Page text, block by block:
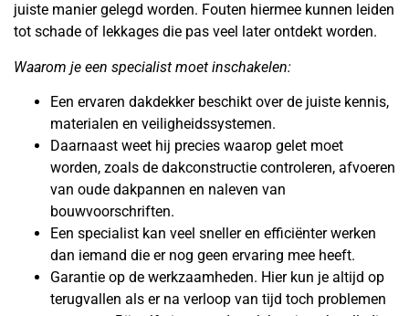
juiste manier gelegd worden. Fouten hiermee kunnen leiden
tot schade of lekkages die pas veel later ontdekt worden.
Waarom je een specialist moet inschakelen:
Een ervaren dakdekker beschikt over de juiste kennis,
materialen en veiligheidssystemen.
Daarnaast weet hij precies waarop gelet moet
worden, zoals de dakconstructie controleren, afvoeren
van oude dakpannen en naleven van
bouwvoorschriften.
Een specialist kan veel sneller en efficiënter werken
dan iemand die er nog geen ervaring mee heeft.
Garantie op de werkzaamheden. Hier kun je altijd op
terugvallen als er na verloop van tijd toch problemen